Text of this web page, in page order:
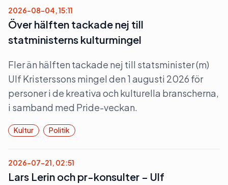
2026-08-04, 15:11
Över hälften tackade nej till
statministerns kulturmingel
Fler än hälften tackade nej till statsminister (m)
Ulf Kristerssons mingel den 1 augusti 2026 för
personer i de kreativa och kulturella branscherna,
i samband med Pride-veckan.
Kultur Politik
2026-07-21, 02:51
Lars Lerin och pr-konsulter – Ulf